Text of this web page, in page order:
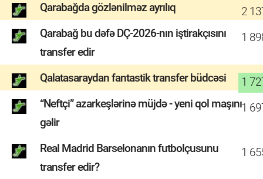
Qarabağda gözlənilməz ayrılıq
2
Qarabağ bu dəfə DÇ-2026-nın iştirakçısını
transfer edir
1
Qalatasaraydan fantastik transfer büdcəsi
1
“Neftçi” azarkeşlərinə müjdə - yeni qol maşını
gəlir
1
Real Madrid Barselonanın futbolçusunu
transfer edir?
1